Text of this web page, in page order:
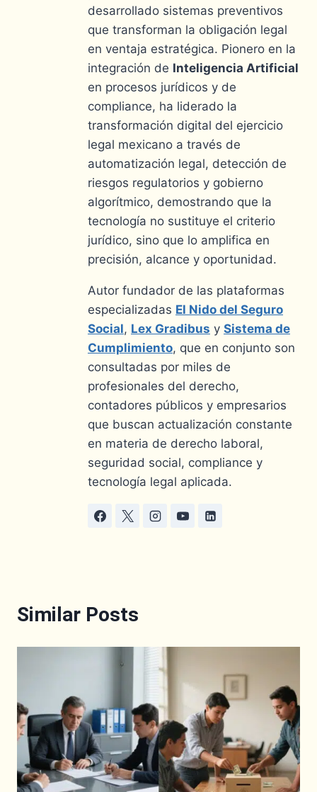
desarrollado sistemas preventivos
que transforman la obligación legal
en ventaja estratégica. Pionero en la
integración de Inteligencia Artificial
en procesos jurídicos y de
compliance, ha liderado la
transformación digital del ejercicio
legal mexicano a través de
automatización legal, detección de
riesgos regulatorios y gobierno
algorítmico, demostrando que la
tecnología no sustituye el criterio
jurídico, sino que lo amplifica en
precisión, alcance y oportunidad.
Autor fundador de las plataformas
especializadas El Nido del Seguro
Social, Lex Gradibus y Sistema de
Cumplimiento, que en conjunto son
consultadas por miles de
profesionales del derecho,
contadores públicos y empresarios
que buscan actualización constante
en materia de derecho laboral,
seguridad social, compliance y
tecnología legal aplicada.
Similar Posts